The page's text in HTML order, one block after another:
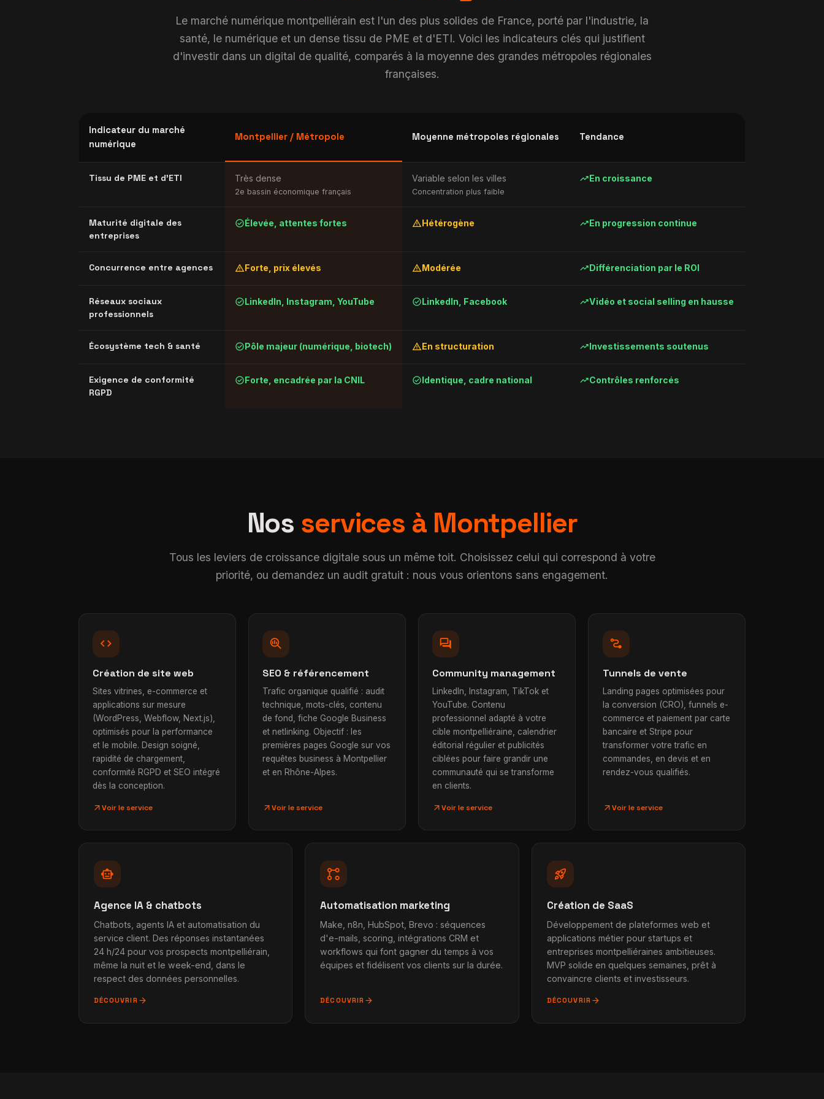
Le marché numérique montpelliérain est l'un des plus solides de France, porté par l'industrie, la
santé, le numérique et un dense tissu de PME et d'ETI. Voici les indicateurs clés qui justifient
d'investir dans un digital de qualité, comparés à la moyenne des grandes métropoles régionales
françaises.
Indicateur du marché
numérique
Montpellier / Métropole Moyenne métropoles régionales Tendance
Tissu de PME et d'ETI Très dense
2e bassin économique français
Variable selon les villes
Concentration plus faible
trending_upEn croissance
Maturité digitale des
entreprises
check_circleÉlevée, attentes fortes warningHétérogène trending_upEn progression continue
Concurrence entre agences warningForte, prix élevés warningModérée trending_upDifférenciation par le ROI
Réseaux sociaux
professionnels
check_circleLinkedIn, Instagram, YouTube check_circleLinkedIn, Facebook trending_upVidéo et social selling en hausse
Écosystème tech & santé check_circlePôle majeur (numérique, biotech) warningEn structuration trending_upInvestissements soutenus
Exigence de conformité
RGPD
check_circleForte, encadrée par la CNIL check_circleIdentique, cadre national trending_upContrôles renforcés
Nos services à Montpellier
Tous les leviers de croissance digitale sous un même toit. Choisissez celui qui correspond à votre
priorité, ou demandez un audit gratuit : nous vous orientons sans engagement.
code
Création de site web
Sites vitrines, e-commerce et
applications sur mesure
(WordPress, Webflow, Next.js),
optimisés pour la performance
et le mobile. Design soigné,
rapidité de chargement,
conformité RGPD et SEO intégré
dès la conception.
arrow_outwardVoir le service
search_insights
SEO & référencement
Trafic organique qualifié : audit
technique, mots-clés, contenu
de fond, fiche Google Business
et netlinking. Objectif : les
premières pages Google sur vos
requêtes business à Montpellier
et en Rhône-Alpes.
arrow_outwardVoir le service
forum
Community management
LinkedIn, Instagram, TikTok et
YouTube. Contenu
professionnel adapté à votre
cible montpelliéraine, calendrier
éditorial régulier et publicités
ciblées pour faire grandir une
communauté qui se transforme
en clients.
arrow_outwardVoir le service
conversion_path
Tunnels de vente
Landing pages optimisées pour
la conversion (CRO), funnels e-
commerce et paiement par carte
bancaire et Stripe pour
transformer votre trafic en
commandes, en devis et en
rendez-vous qualifiés.
arrow_outwardVoir le service
smart_toy
Agence IA & chatbots
Chatbots, agents IA et automatisation du
service client. Des réponses instantanées
24 h/24 pour vos prospects montpelliérain,
même la nuit et le week-end, dans le
respect des données personnelles.
DÉCOUVRIR arrow_forward
linked_services
Automatisation marketing
Make, n8n, HubSpot, Brevo : séquences
d'e-mails, scoring, intégrations CRM et
workflows qui font gagner du temps à vos
équipes et fidélisent vos clients sur la durée.
DÉCOUVRIR arrow_forward
rocket_launch
Création de SaaS
Développement de plateformes web et
applications métier pour startups et
entreprises montpelliéraines ambitieuses.
MVP solide en quelques semaines, prêt à
convaincre clients et investisseurs.
DÉCOUVRIR arrow_forward